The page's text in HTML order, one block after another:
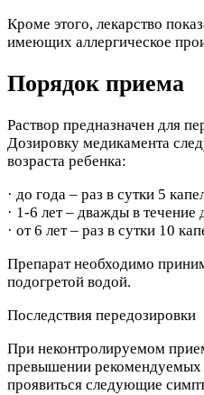
Кроме этого, лекарство
имеющих аллергическое
Порядок приема
Раствор предназначен для
Дозировку медикамента
возраста ребенка:
· до года – раз в сутки 5
· 1-6 лет – дважды в течение
· от 6 лет – раз в сутки 10
Препарат необходимо
подогретой водой.
Последствия передозировки
При неконтролируемом
превышении рекомендуемых
проявиться следующие